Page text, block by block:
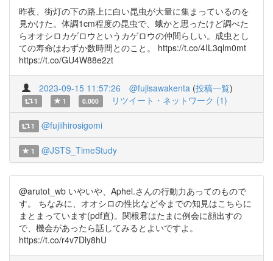
昨夜、街灯の下の路上に白い昆虫が大量に集まっているのを
見かけた。体調1cm程度の昆虫で、蛾かと思ったけど調べた
らオオシロカゲロウというカゲロウの仲間らしい。成虫とし
ての寿命はわずか数時間とのこと。 https://t.co/4IL3qlm0mt
https://t.co/GU4W88e2zt
2023-09-15 11:57:26 @fujisawakenta (投稿一覧)
1 1 0.000 リツイート・ネットワーク (1)
1 @fujiihirosigomi
1 @JSTS_TimeStudy
@arutot_wb いやいや、Aphel.さんの行動力あってのもので
す。 ちなみに、オオシロの性比など今までの知見はこちらに
まとまっています(pdf直)。関根君はたまに例会に顔出すの
で、機会があったら話してみるとよいですよ。
https://t.co/r4v7Dly8hU